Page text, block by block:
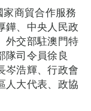
商貿合作服務
鏵、中央人民政
外交部駐澳門特
隊司令員徐良
岑浩輝、行政會
人大代表、政協